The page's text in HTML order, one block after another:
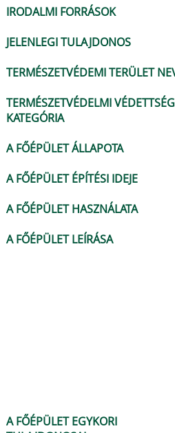
IRODALMI FORRÁSOK
JELENLEGI TULAJDONOS
TERMÉSZETVÉDEMI TERÜLET
TERMÉSZETVÉDELMI
KATEGÓRIA
A FŐÉPÜLET ÁLLAPOTA
A FŐÉPÜLET ÉPÍTÉSI IDEJE
A FŐÉPÜLET HASZNÁLATA
A FŐÉPÜLET LEÍRÁSA
A FŐÉPÜLET EGYKORI